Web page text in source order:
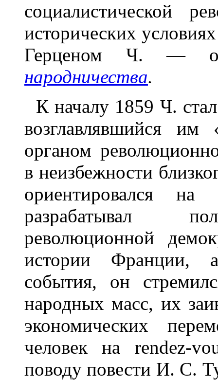
социалистической
исторических
Герценом Ч. —
народничества.
К началу 1859 Ч.
возглавлявшийся
органом
в неизбежности
ориентировался на
разрабатывал
революционной
истории Франции,
события, он
народных масс, их
экономических
человек на rendez-
поводу повести И. С.